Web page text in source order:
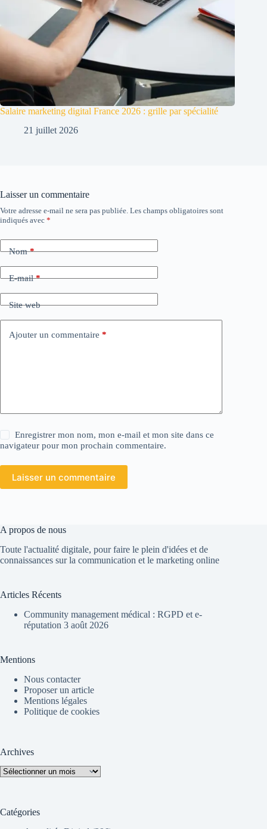
Salaire marketing digital France 2026 : grille par spécialité
21 juillet 2026
Laisser un commentaire
Votre adresse e-mail ne sera pas publiée. Les champs obligatoires sont
indiqués avec *
Nom*
E-mail*
Site web
Ajouter un commentaire *
Enregistrer mon nom, mon e-mail et mon site dans ce
navigateur pour mon prochain commentaire.
Laisser un commentaire
A propos de nous
Toute l'actualité digitale, pour faire le plein d'idées et de
connaissances sur la communication et le marketing online
Articles Récents
Community management médical : RGPD et e-
réputation 3 août 2026
Mentions
Nous contacter
Proposer un article
Mentions légales
Politique de cookies
Archives
Archives
Catégories